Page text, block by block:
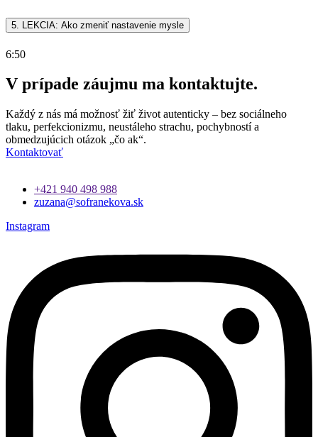
5. LEKCIA: Ako zmeniť nastavenie mysle
6:50
V prípade záujmu ma kontaktujte.
Každý z nás má možnosť žiť život autenticky – bez sociálneho
tlaku, perfekcionizmu, neustáleho strachu, pochybností a
obmedzujúcich otázok „čo ak“.
Kontaktovať
+421 940 498 988
zuzana@sofranekova.sk
Instagram